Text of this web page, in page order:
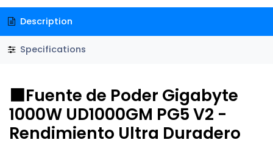
Description
Specifications
⬛Fuente de Poder Gigabyte
1000W UD1000GM PG5 V2 -
Rendimiento Ultra Duradero